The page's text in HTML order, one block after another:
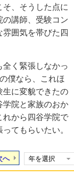
、そうした点に
講師、受験コン
囲気を帯びた四
く緊張しなかっ
僕なら、これほ
に変貌できたの
院と家族のおか
から四谷学院で
てもらいたい。
へ